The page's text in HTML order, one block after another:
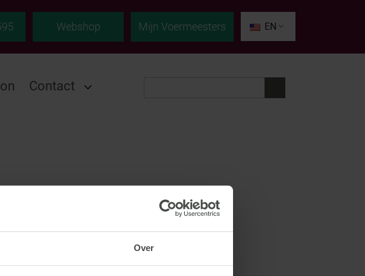
Over
Webshop Mijn Voermeesters EN
Contact